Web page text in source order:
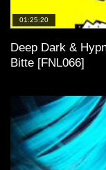
01:25:20
Deep Dark &
Bitte [FNL066]